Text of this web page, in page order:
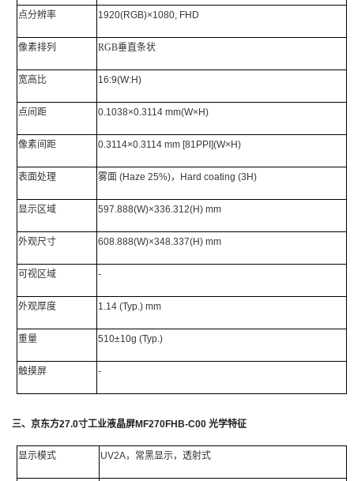
点分辨率 1920(RGB)×1080, FHD
像素排列 RGB垂直条状
宽高比 16:9(W:H)
点间距 0.1038×0.3114 mm(W×H)
像素间距 0.3114×0.3114 mm [81PPI](W×H)
表面处理 雾面 (Haze 25%)，Hard coating (3H)
显示区域 597.888(W)×336.312(H) mm
外观尺寸 608.888(W)×348.337(H) mm
可视区域 -
外观厚度 1.14 (Typ.) mm
重量 510±10g (Typ.)
触摸屏 -
三、 京东方27.0寸工业液晶屏MF270FHB-C00 光学特征
显示模式 UV2A，常黑显示，透射式